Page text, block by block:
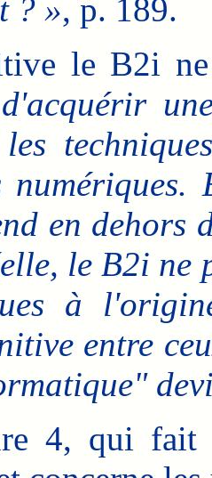
? », p. 189.
le B2i ne
en dehors
le B2i ne
à
entre
4, qui fait